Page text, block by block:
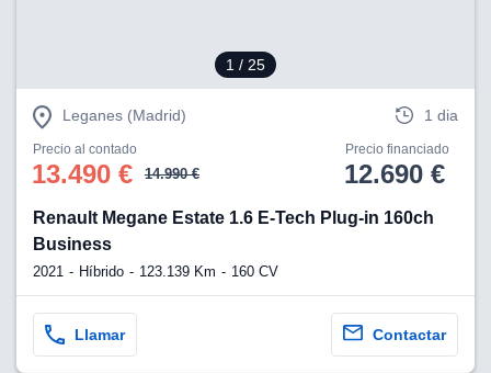
1 / 25
Leganes (Madrid) 1 dia
Precio al contado
13.490 € 14.990 €
Precio financiado
12.690 €
Renault Megane Estate 1.6 E-Tech Plug-in 160ch
Business
2021 Híbrido 123.139 Km 160 CV
Llamar Contactar